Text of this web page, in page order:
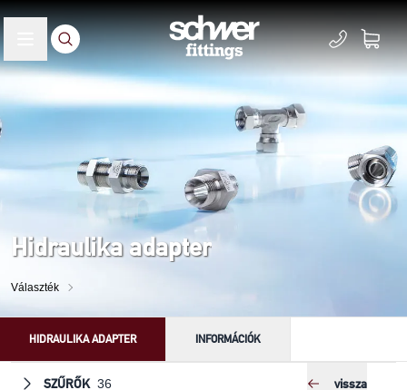
Hidraulika adapter
Választék
HIDRAULIKA ADAPTER INFORMÁCIÓK
SZŰRŐK 36 vissza